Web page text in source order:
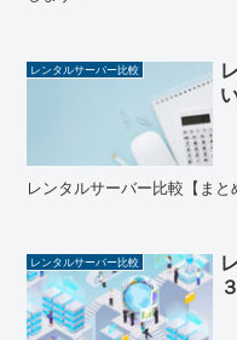
レンタルサーバー比較
レンタルサーバー比較【まと
レンタルサーバー比較